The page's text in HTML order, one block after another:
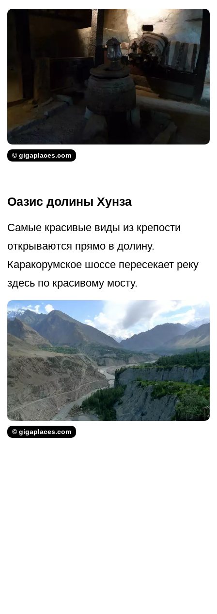
© gigaplaces.com
Оазис долины Хунза
Самые красивые виды из крепости
открываются прямо в долину.
Каракорумское шоссе пересекает реку
здесь по красивому мосту.
© gigaplaces.com